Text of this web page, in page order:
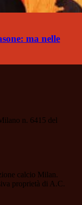
ma nelle
n. 6415 del
calcio Milan.
proprietà di A.C.